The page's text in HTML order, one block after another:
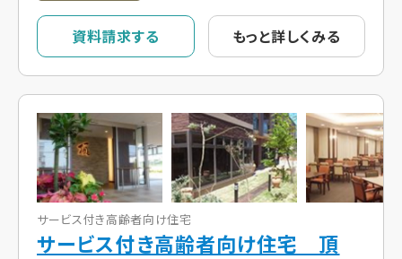
資料請求する もっと詳しくみる
サービス付き高齢者向け住宅
サービス付き高齢者向け住宅 頂